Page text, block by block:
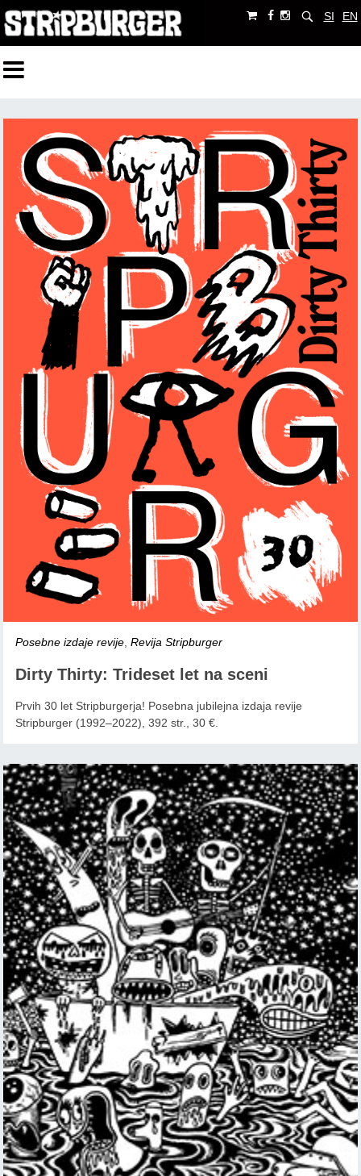
SI EN
Posebne izdaje revije,Revija Stripburger
Dirty Thirty: Trideset let na sceni
Prvih 30 let Stripburgerja! Posebna jubilejna izdaja revije
Stripburger (1992–2022), 392 str., 30 €.